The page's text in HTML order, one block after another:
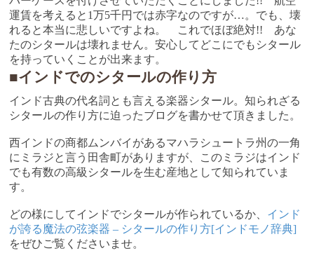
運賃を考えると1万5千円では赤字なのですが…。でも、壊
れると本当に悲しいですよね。 これでほぼ絶対!! あな
たのシタールは壊れません。安心してどこにでもシタール
を持っていくことが出来ます。
■インドでのシタールの作り方
インド古典の代名詞とも言える楽器シタール。知られざる
シタールの作り方に迫ったブログを書かせて頂きました。
西インドの商都ムンバイがあるマハラシュートラ州の一角
にミラジと言う田舎町がありますが、このミラジはインド
でも有数の高級シタールを生む産地として知られていま
す。
どの様にしてインドでシタールが作られているか、 インド
が誇る魔法の弦楽器 – シタールの作り方[インドモノ辞典]
をぜひご覧くださいませ。